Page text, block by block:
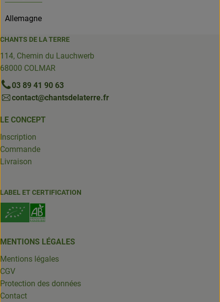
Allemagne
CHANTS DE LA TERRE
114, Chemin du Lauchwerb
68000 COLMAR
03 89 41 90 63
contact@chantsdelaterre.fr
LE CONCEPT
Inscription
Commande
Livraison
LABEL ET CERTIFICATION
MENTIONS LÉGALES
Mentions légales
CGV
Protection des données
Contact